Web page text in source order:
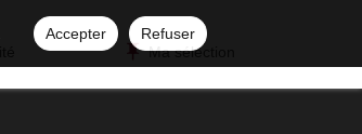
Accepter
Refuser
Ma sélection